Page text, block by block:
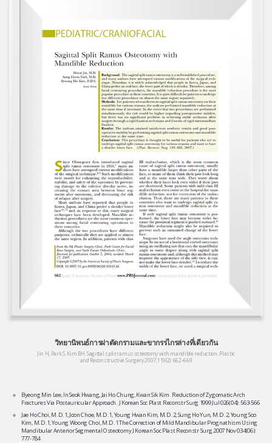
วิทยานิพนธ์การผ่าตัดกรามและขากรรไกรล่างที่เดียวกัน
Jin H, Park S, Kim BH. Sagittal split ramus osteotomy with mandible reduction. Plastic
and Reconstructive Surgery 2007;119(2): 662–669
Byeong Min Lee, In Seok Hwang, Jai Ho Chung, Kwan Sik Kim. Reduction of Zygomatic Arch
Fractures Via Postauricular Approach. J Korean Soc Plast Reconstr Surg 1999 Jul 026(04): 563-566
Jae Ho Choi, M.D.1, Joon Choe, M.D.1, Young Hwan Kim, M.D.2, Sung Ho Yun, M.D.2, Young Soo
Kim, M.D.1, Young Woong Choi, M.D.1 The Correction of Mild Mandibular Prognathism Using
Mandibular Anterior Segmental Osteotomy J Korean Soc Plast Reconstr Surg 2007 Nov 034(06):
777-784